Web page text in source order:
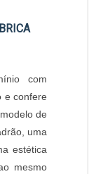
com
e confere
de
uma
estética
mesmo